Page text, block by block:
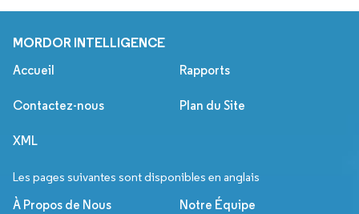
MORDOR INTELLIGENCE
Accueil Rapports
Contactez-nous Plan du Site
XML
Les pages suivantes sont disponibles en anglais
À Propos de Nous Notre Équipe